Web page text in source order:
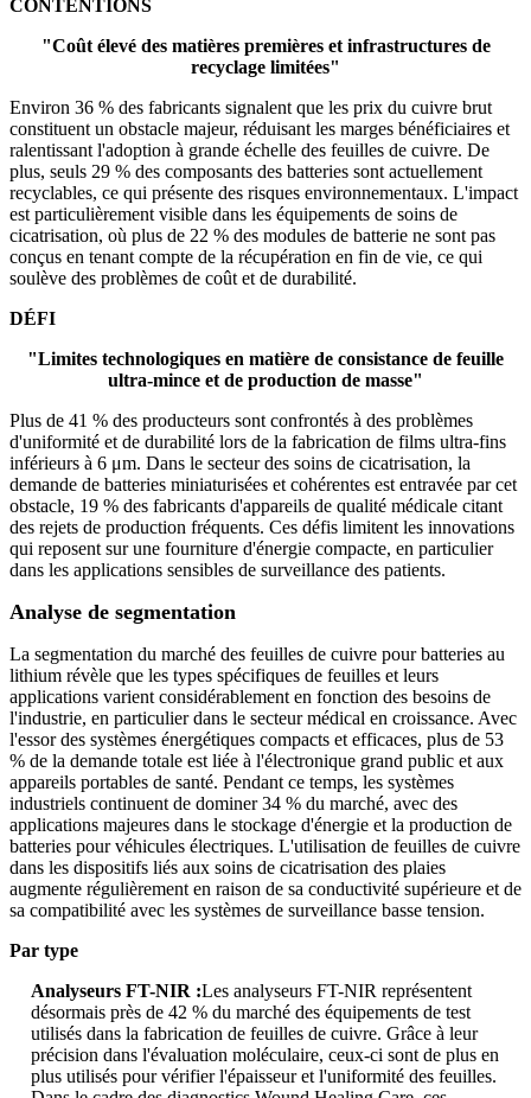
CONTENTIONS
"Coût élevé des matières premières et infrastructures de
recyclage limitées"
Environ 36 % des fabricants signalent que les prix du cuivre brut
constituent un obstacle majeur, réduisant les marges bénéficiaires et
ralentissant l'adoption à grande échelle des feuilles de cuivre. De
plus, seuls 29 % des composants des batteries sont actuellement
recyclables, ce qui présente des risques environnementaux. L'impact
est particulièrement visible dans les équipements de soins de
cicatrisation, où plus de 22 % des modules de batterie ne sont pas
conçus en tenant compte de la récupération en fin de vie, ce qui
soulève des problèmes de coût et de durabilité.
DÉFI
"Limites technologiques en matière de consistance de feuille
ultra-mince et de production de masse"
Plus de 41 % des producteurs sont confrontés à des problèmes
d'uniformité et de durabilité lors de la fabrication de films ultra-fins
inférieurs à 6 μm. Dans le secteur des soins de cicatrisation, la
demande de batteries miniaturisées et cohérentes est entravée par cet
obstacle, 19 % des fabricants d'appareils de qualité médicale citant
des rejets de production fréquents. Ces défis limitent les innovations
qui reposent sur une fourniture d'énergie compacte, en particulier
dans les applications sensibles de surveillance des patients.
Analyse de segmentation
La segmentation du marché des feuilles de cuivre pour batteries au
lithium révèle que les types spécifiques de feuilles et leurs
applications varient considérablement en fonction des besoins de
l'industrie, en particulier dans le secteur médical en croissance. Avec
l'essor des systèmes énergétiques compacts et efficaces, plus de 53
% de la demande totale est liée à l'électronique grand public et aux
appareils portables de santé. Pendant ce temps, les systèmes
industriels continuent de dominer 34 % du marché, avec des
applications majeures dans le stockage d'énergie et la production de
batteries pour véhicules électriques. L'utilisation de feuilles de cuivre
dans les dispositifs liés aux soins de cicatrisation des plaies
augmente régulièrement en raison de sa conductivité supérieure et de
sa compatibilité avec les systèmes de surveillance basse tension.
Par type
Analyseurs FT-NIR :Les analyseurs FT-NIR représentent
désormais près de 42 % du marché des équipements de test
utilisés dans la fabrication de feuilles de cuivre. Grâce à leur
précision dans l'évaluation moléculaire, ceux-ci sont de plus en
plus utilisés pour vérifier l'épaisseur et l'uniformité des feuilles.